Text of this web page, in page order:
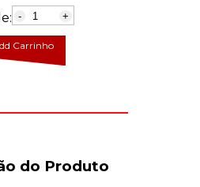
- +
Carrinho
do Produto